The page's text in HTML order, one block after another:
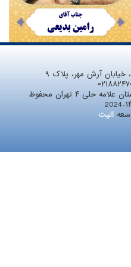
خیابان آرش مهر، پلاک ۹
۴
کلیه حقوق این سایت برای دبیرستان علامه حلی ۴ تهران محفوظ
الیت